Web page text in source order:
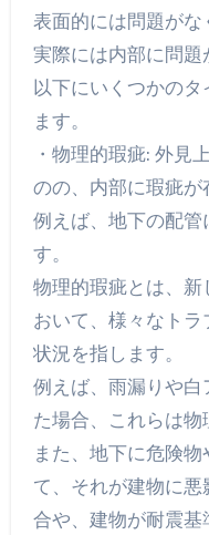
表面的には問題がな
実際には内部に問題
以下にいくつかの
ます。
・物理的瑕疵: 外見
のの、内部に瑕疵が
例えば、地下の配管
す。
物理的瑕疵とは、
おいて、様々なト
状況を指します。
例えば、雨漏りや白
た場合、これらは物
また、地下に危険
て、それが建物に
合や、建物が耐震基